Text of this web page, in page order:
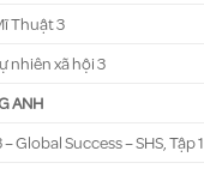
Thuật 3
nhiên xã hội 3
ANH
Global Success – SHS, Tập 1